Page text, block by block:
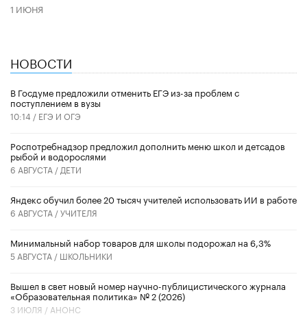
1 ИЮНЯ
НОВОСТИ
В Госдуме предложили отменить ЕГЭ из-за проблем с
поступлением в вузы
10:14 / ЕГЭ И ОГЭ
Роспотребнадзор предложил дополнить меню школ и детсадов
рыбой и водорослями
6 АВГУСТА / ДЕТИ
​Яндекс обучил более 20 тысяч учителей использовать ИИ в работе
6 АВГУСТА /УЧИТЕЛЯ
Минимальный набор товаров для школы подорожал на 6,3%
5 АВГУСТА / ШКОЛЬНИКИ
Вышел в свет новый номер научно-публицистического журнала
«Образовательная политика» № 2 (2026)
3 ИЮЛЯ / АНОНС